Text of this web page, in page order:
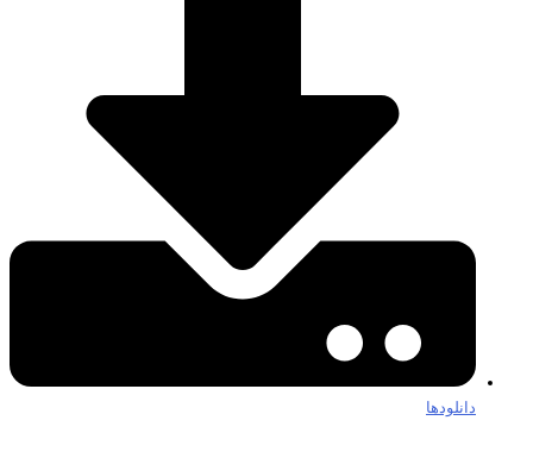
دانلودها